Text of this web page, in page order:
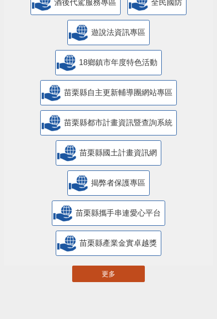
酒後代駕服務專區 全民國防
遊說法資訊專區
18鄉鎮市年度特色活動
苗栗縣自主更新輔導團網站專區
苗栗縣都市計畫資訊暨查詢系統
苗栗縣國土計畫資訊網
揭弊者保護專區
苗栗縣攜手串連愛心平台
苗栗縣產業金實卓越獎
更多